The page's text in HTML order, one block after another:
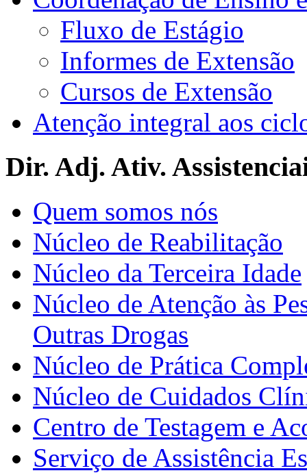
Fluxo de Estágio
Informes de Extensão
Cursos de Extensão
Atenção integral aos
Dir. Adj. Ativ.
Quem somos nós
Núcleo de Reabilitação
Núcleo da Terceira Idade
Núcleo de Atenção às
Outras Drogas
Núcleo de Prática
Núcleo de Cuidados
Centro de Testagem e
Serviço de Assistência